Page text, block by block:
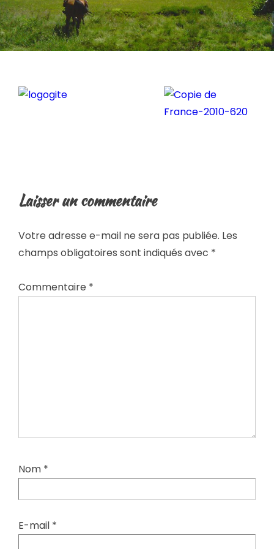
Laisser un commentaire
Votre adresse e-mail ne sera pas publiée. Les
champs obligatoires sont indiqués avec *
Commentaire *
Nom *
E-mail *